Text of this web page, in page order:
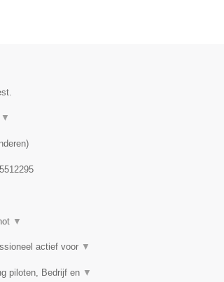
▼
)
▼
actief voor ▼
piloten, Bedrijf en ▼